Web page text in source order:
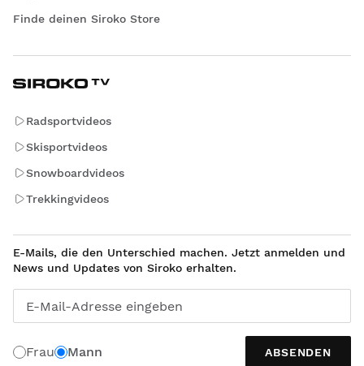
Finde deinen Siroko Store
Radsportvideos
Skisportvideos
Snowboardvideos
Trekkingvideos
E-Mails, die den Unterschied machen. Jetzt anmelden und
News und Updates von Siroko erhalten.
E-Mail-Adresse eingeben
Frau Mann ABSENDEN